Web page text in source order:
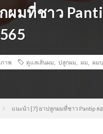
ผมที่ชาว
าพ ดูแลเส้นผม ปลูกผม ผม ผม
แนะนำ [7] ยาปลูกผมที่ชาว Pantip